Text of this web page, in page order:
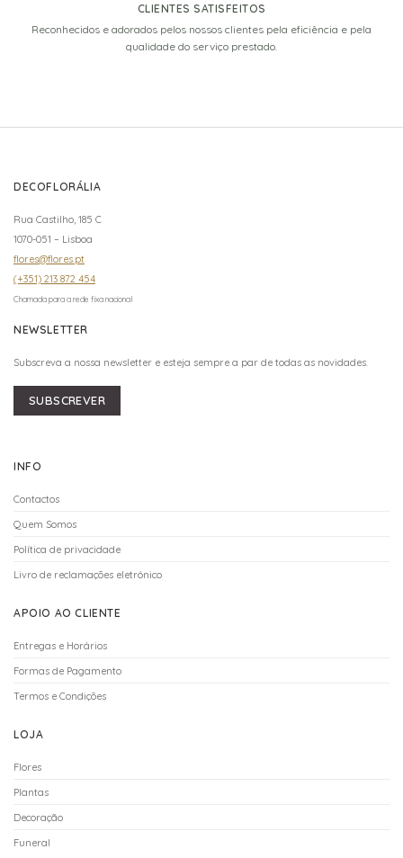
CLIENTES SATISFEITOS
Reconhecidos e adorados pelos nossos clientes pela eficiência e pela
qualidade do serviço prestado.
DECOFLORÁLIA
Rua Castilho, 185 C
1070-051 – Lisboa
flores@flores.pt
(+351) 213 872 454
Chamada para a rede fixa nacional
NEWSLETTER
Subscreva a nossa newsletter e esteja sempre a par de todas as novidades.
SUBSCREVER
INFO
Contactos
Quem Somos
Política de privacidade
Livro de reclamações eletrónico
APOIO AO CLIENTE
Entregas e Horários
Formas de Pagamento
Termos e Condições
LOJA
Flores
Plantas
Decoração
Funeral